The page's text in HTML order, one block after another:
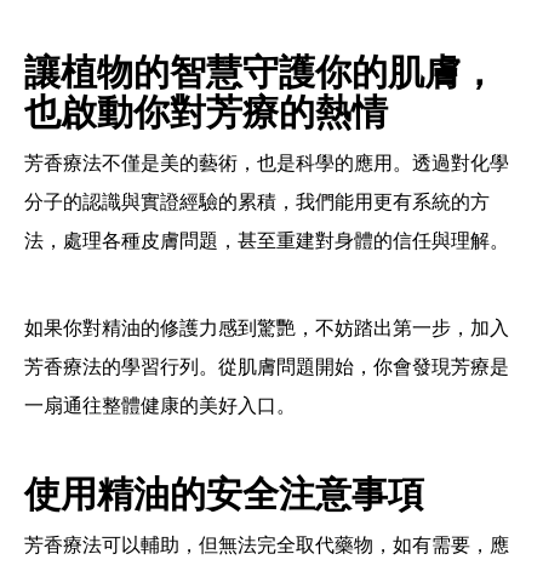
讓植物的智慧守護你的肌膚，
也啟動你對芳療的熱情
芳香療法不僅是美的藝術，也是科學的應用。透過對化學
分子的認識與實證經驗的累積，我們能用更有系統的方
法，處理各種皮膚問題，甚至重建對身體的信任與理解。
如果你對精油的修護力感到驚艷，不妨踏出第一步，加入
芳香療法的學習行列。從肌膚問題開始，你會發現芳療是
一扇通往整體健康的美好入口。
使用精油的安全注意事項
芳香療法可以輔助，但無法完全取代藥物，如有需要，應